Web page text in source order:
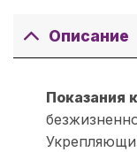
Описание
Показания